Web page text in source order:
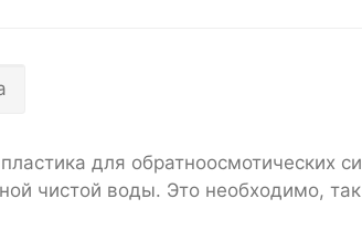
для обратноосмотических
чистой воды. Это необходимо,